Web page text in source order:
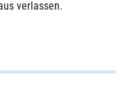
verlassen.